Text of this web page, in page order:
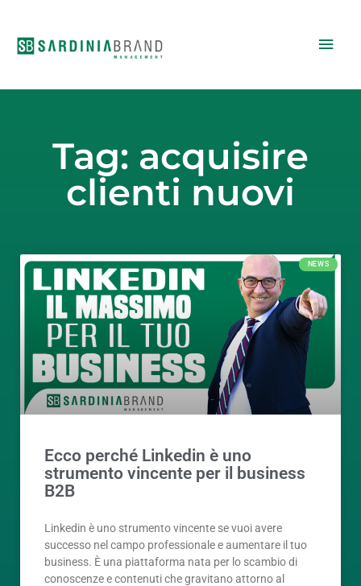
contenuto
Tag: acquisire
clienti nuovi
NEWS
Ecco perché Linkedin è uno
strumento vincente per il business
B2B
Linkedin è uno strumento vincente se vuoi avere
successo nel campo professionale e aumentare il tuo
business. È una piattaforma nata per lo scambio di
conoscenze e contenuti che gravitano attorno al